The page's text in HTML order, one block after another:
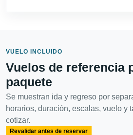
VUELO INCLUIDO
Vuelos de referencia
paquete
Se muestran ida y regreso por
horarios, duración, escalas, vuelo y
cotizar.
Revalidar antes de reservar